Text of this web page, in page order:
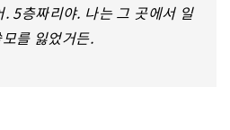
5층짜리야. 나는 그 곳에서 일
를 잃었거든.